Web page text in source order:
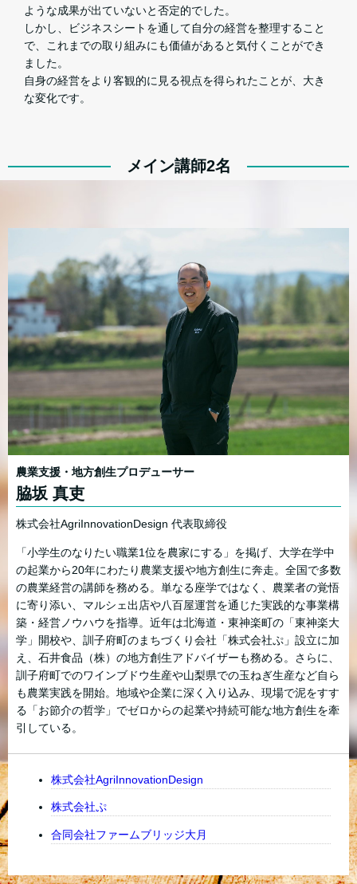
ような成果が出ていないと否定的でした。
しかし、ビジネスシートを通して自分の経営を整理すること
で、これまでの取り組みにも価値があると気付くことができ
ました。
自身の経営をより客観的に見る視点を得られたことが、大き
な変化です。
メイン講師2名
農業支援・地方創生プロデューサー
脇坂 真吏
株式会社AgriInnovationDesign 代表取締役
「小学生のなりたい職業1位を農家にする」を掲げ、大学在学中
の起業から20年にわたり農業支援や地方創生に奔走。全国で多数
の農業経営の講師を務める。単なる座学ではなく、農業者の覚悟
に寄り添い、マルシェ出店や八百屋運営を通じた実践的な事業構
築・経営ノウハウを指導。近年は北海道・東神楽町の「東神楽大
学」開校や、訓子府町のまちづくり会社「株式会社ぷ」設立に加
え、石井食品（株）の地方創生アドバイザーも務める。さらに、
訓子府町でのワインブドウ生産や山梨県での玉ねぎ生産など自ら
も農業実践を開始。地域や企業に深く入り込み、現場で泥をすす
る「お節介の哲学」でゼロからの起業や持続可能な地方創生を牽
引している。
株式会社AgriInnovationDesign
株式会社ぷ
合同会社ファームブリッジ大月